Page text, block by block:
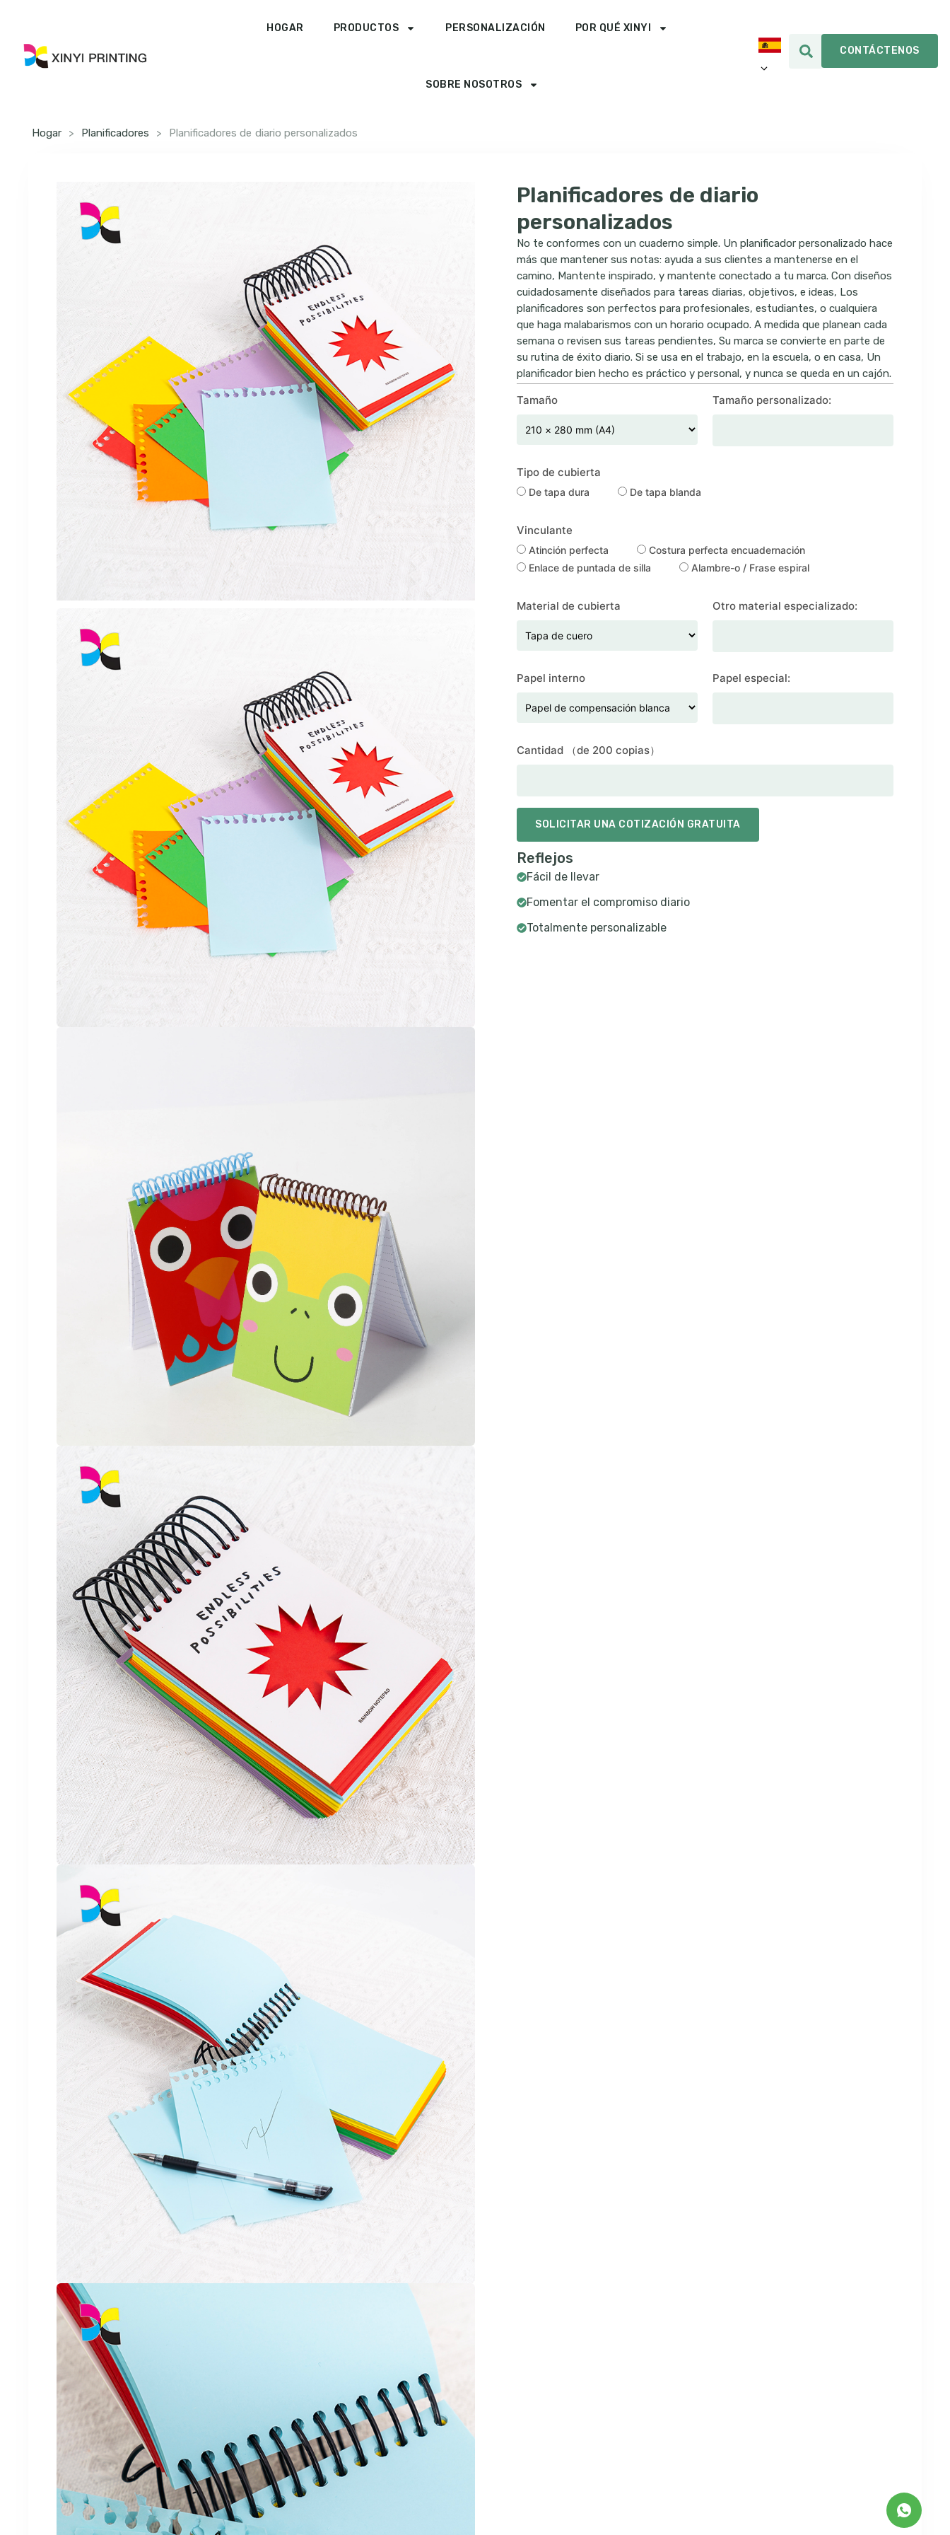
HOGAR PRODUCTOS PERSONALIZACIÓN POR QUÉ XINYI
SOBRE NOSOTROS
CONTÁCTENOS
Hogar > Planificadores > Planificadores de diario personalizados
Planificadores de diario
personalizados
No te conformes con un cuaderno simple. Un planificador personalizado hace
más que mantener sus notas: ayuda a sus clientes a mantenerse en el
camino, Mantente inspirado, y mantente conectado a tu marca. Con diseños
cuidadosamente diseñados para tareas diarias, objetivos, e ideas, Los
planificadores son perfectos para profesionales, estudiantes, o cualquiera
que haga malabarismos con un horario ocupado. A medida que planean cada
semana o revisen sus tareas pendientes, Su marca se convierte en parte de
su rutina de éxito diario. Si se usa en el trabajo, en la escuela, o en casa, Un
planificador bien hecho es práctico y personal, y nunca se queda en un cajón.
Tamaño Tamaño personalizado:
Tipo de cubierta
De tapa dura De tapa blanda
Vinculante
Atinción perfecta
Costura perfecta encuadernación
Enlace de puntada de silla
Alambre-o / Frase espiral
Material de cubierta Otro material especializado:
Papel interno Papel especial:
Cantidad （de 200 copias）
SOLICITAR UNA COTIZACIÓN GRATUITA
Reflejos
Fácil de llevar
Fomentar el compromiso diario
Totalmente personalizable